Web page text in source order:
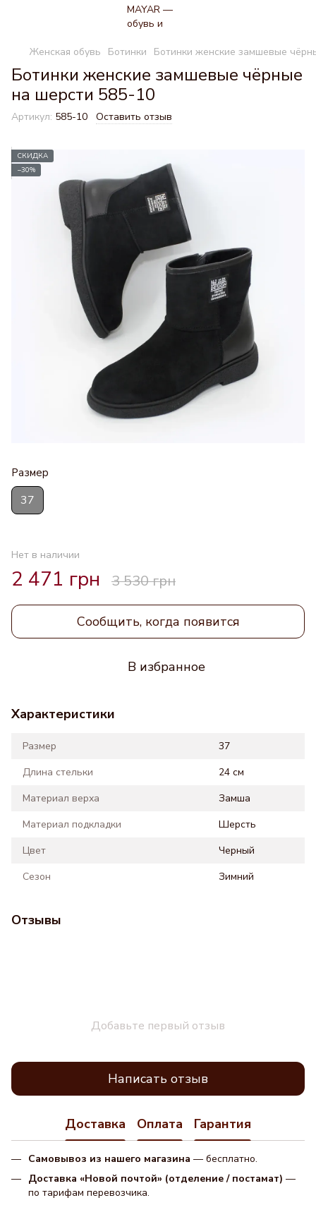
Женская обувь Ботинки Ботинки женские замшевые
Ботинки женские замшевые чёрные
на шерсти 585-10
Артикул: 585-10 Оставить отзыв
СКИДКА
−30%
Размер
37
Нет в наличии
2 471 грн 3 530 грн
Сообщить, когда появится
В избранное
Характеристики
Размер
37
Длина стельки
24 см
Материал верха
Замша
Материал подкладки
Шерсть
Цвет
Черный
Сезон
Зимний
Отзывы
Добавьте первый отзыв
Написать отзыв
Доставка Оплата Гарантия
Самовывоз из нашего магазина — бесплатно.
Доставка «Новой почтой» (отделение / постамат) —
по тарифам перевозчика.